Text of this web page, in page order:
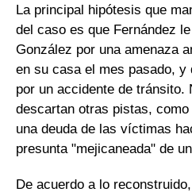
La principal hipótesis que
del caso es que Fernández
González por una amenaza
en su casa el mes pasado, y
por un accidente de tránsito.
descartan otras pistas,
una deuda de las víctimas
presunta "mejicaneada" de
De acuerdo a lo